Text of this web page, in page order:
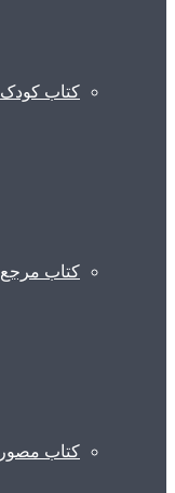
کتاب کودک
کتاب مرجع
کتاب مصور